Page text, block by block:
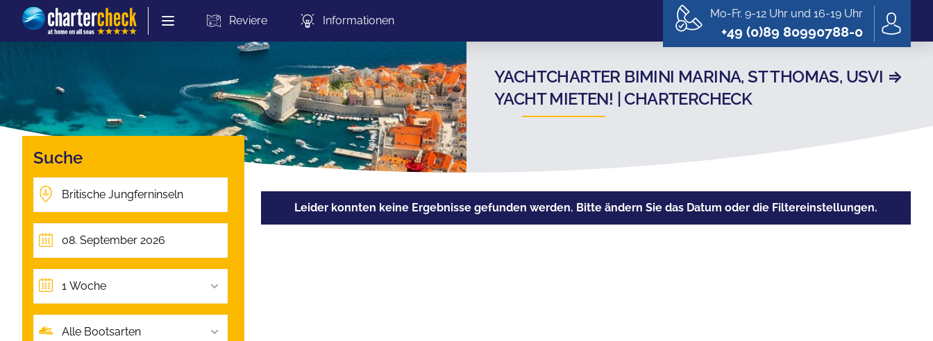
Chartercheck Reviere Informationen Mo-Fr. 9-12 Uhr und 16-19 Uhr
+49 (0)89 80990788-0
YACHTCHARTER BIMINI MARINA, ST THOMAS, USVI ⇒
YACHT MIETEN! | CHARTERCHECK
Suche
1 Woche
Alle Bootsarten
Leider konnten keine Ergebnisse gefunden werden. Bitte ändern Sie das Datum oder die Filtereinstellungen.